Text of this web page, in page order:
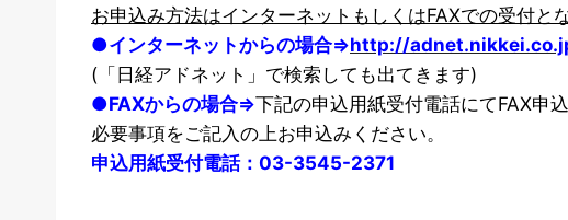
お申込み方法はインターネットもしくはFAXでの受付と
●インターネットからの場合⇒http://
(「日経アドネット」で検索しても出てきます)
●FAXからの場合⇒下記の申込用紙受付電話にてFAX申
必要事項をご記入の上お申込みください。
申込用紙受付電話：03-3545-2371